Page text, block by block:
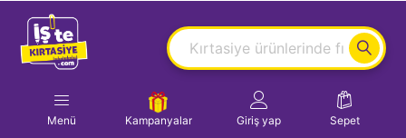
Menü Kampanyalar Giriş yap Sepet